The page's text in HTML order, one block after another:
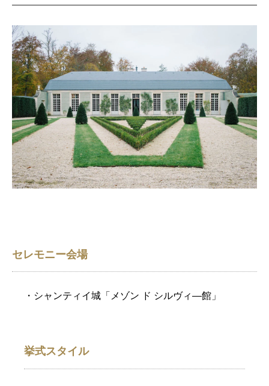
セレモニー会場
・シャンティイ城「メゾン ド シルヴィ—館」
挙式スタイル